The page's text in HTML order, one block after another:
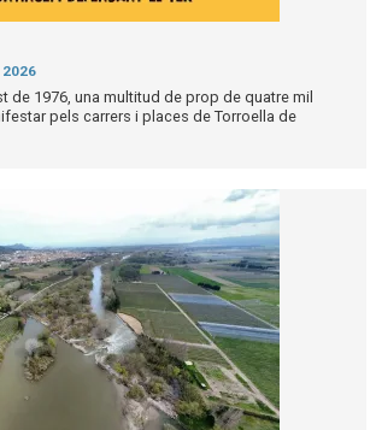
2026
de 1976, una multitud de prop de quatre mil
pels carrers i places de Torroella de